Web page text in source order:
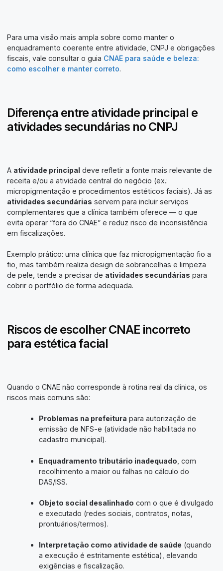
Para uma visão mais ampla sobre como manter o
enquadramento coerente entre atividade, CNPJ e obrigações
fiscais, vale consultar o guia CNAE para saúde e beleza:
como escolher e manter correto.
Diferença entre atividade principal e
atividades secundárias no CNPJ
A atividade principal deve refletir a fonte mais relevante de
receita e/ou a atividade central do negócio (ex.:
micropigmentação e procedimentos estéticos faciais). Já as
atividades secundárias servem para incluir serviços
complementares que a clínica também oferece — o que
evita operar “fora do CNAE” e reduz risco de inconsistência
em fiscalizações.
Exemplo prático: uma clínica que faz micropigmentação fio a
fio, mas também realiza design de sobrancelhas e limpeza
de pele, tende a precisar de atividades secundárias para
cobrir o portfólio de forma adequada.
Riscos de escolher CNAE incorreto
para estética facial
Quando o CNAE não corresponde à rotina real da clínica, os
riscos mais comuns são:
Problemas na prefeitura para autorização de
emissão de NFS-e (atividade não habilitada no
cadastro municipal).
Enquadramento tributário inadequado , com
recolhimento a maior ou falhas no cálculo do
DAS/ISS.
Objeto social desalinhado com o que é divulgado
e executado (redes sociais, contratos, notas,
prontuários/termos).
Interpretação como atividade de saúde (quando
a execução é estritamente estética), elevando
exigências e fiscalização.